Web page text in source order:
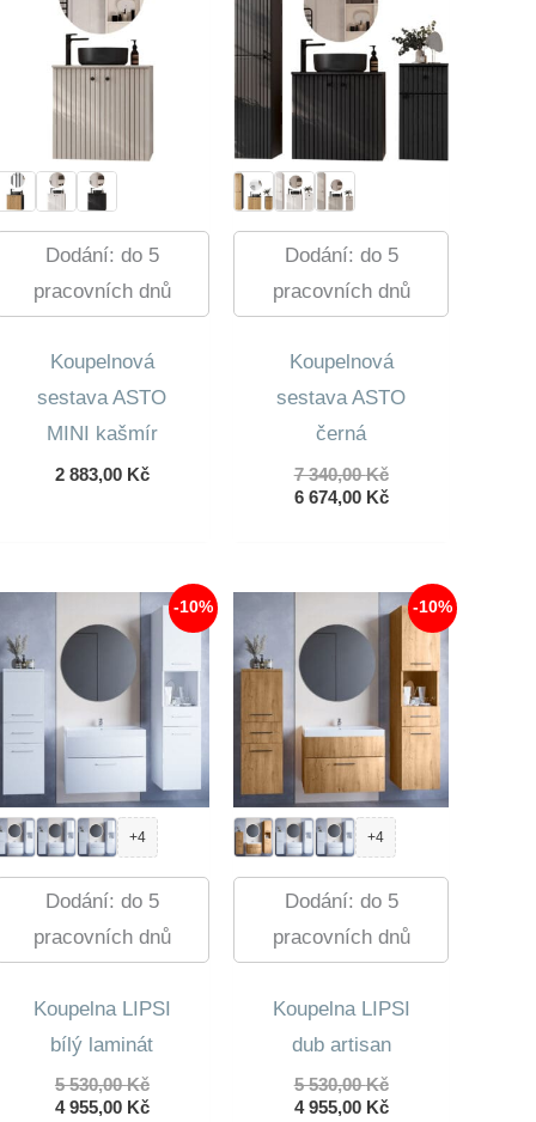
Dodání: do 5
pracovních dnů
Koupelnová
sestava ASTO
MINI kašmír
2 883,00 Kč
Dodání: do 5
pracovních dnů
Koupelnová
sestava ASTO
černá
7 340,00KčPůvodní
cena
6 674,00 KčAktuální
674,00 Kč.
-10%
+4
Dodání: do 5
pracovních dnů
Koupelna LIPSI
bílý laminát
5 530,00KčPůvodní
cena
4 955,00 KčAktuální
-10%
+4
Dodání: do 5
pracovních dnů
Koupelna LIPSI
dub artisan
5 530,00KčPůvodní
cena
4 955,00 KčAktuální